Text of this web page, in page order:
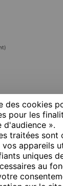
des cookies
pour les
d'audience ».
traitées sont
appareils
uniques
au